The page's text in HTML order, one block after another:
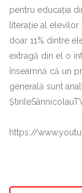
pentru educația
literație al elevilor
doar 11% dintre
extragă din el o
înseamnă că un
generală sunt
https://